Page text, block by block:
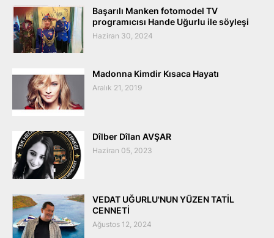
Başarılı Manken fotomodel TV
programıcısı Hande Uğurlu ile söyleşi
Haziran 30, 2024
Madonna Kimdir Kısaca Hayatı
Aralık 21, 2019
Dîlber Dîlan AVŞAR
Haziran 05, 2023
VEDAT UĞURLU'NUN YÜZEN TATİL
CENNETİ
Ağustos 12, 2024